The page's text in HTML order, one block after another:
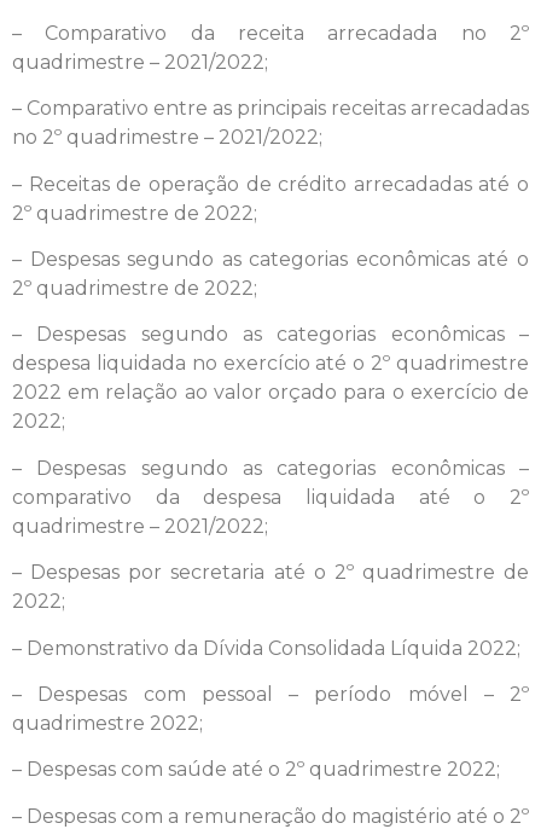
– Comparativo da receita arrecadada no 2º
quadrimestre – 2021/2022;
– Comparativo entre as principais receitas arrecadadas
no 2º quadrimestre – 2021/2022;
– Receitas de operação de crédito arrecadadas até o
2º quadrimestre de 2022;
– Despesas segundo as categorias econômicas até o
2º quadrimestre de 2022;
– Despesas segundo as categorias econômicas –
despesa liquidada no exercício até o 2º quadrimestre
2022 em relação ao valor orçado para o exercício de
2022;
– Despesas segundo as categorias econômicas –
comparativo da despesa liquidada até o 2º
quadrimestre – 2021/2022;
– Despesas por secretaria até o 2º quadrimestre de
2022;
– Demonstrativo da Dívida Consolidada Líquida 2022;
– Despesas com pessoal – período móvel – 2º
quadrimestre 2022;
– Despesas com saúde até o 2º quadrimestre 2022;
– Despesas com a remuneração do magistério até o 2º